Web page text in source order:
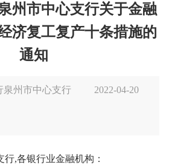
州市中心支行关于金融
济复工复产十条措施的
通知
州市中心支行
2022-04-20
行,各银行业金融机构：